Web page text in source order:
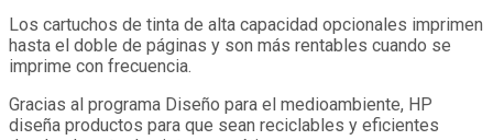
Los cartuchos de tinta de alta capacidad opcionales imprimen
hasta el doble de páginas y son más rentables cuando se
imprime con frecuencia.
Gracias al programa Diseño para el medioambiente, HP
diseña productos para que sean reciclables y eficientes